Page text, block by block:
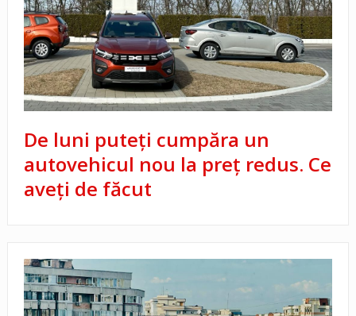
De luni puteți cumpăra un
autovehicul nou la preț redus. Ce
aveți de făcut